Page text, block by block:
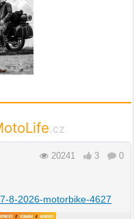
.cz
20241 3 0
8-2026-motorbike-4627